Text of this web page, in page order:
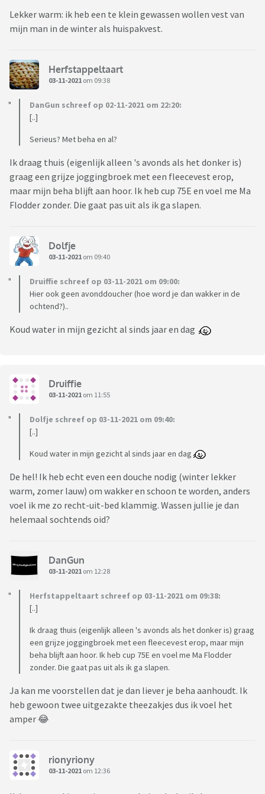
Lekker warm: ik heb een te klein gewassen wollen vest van
mijn man in de winter als huispakvest.
Herfstappeltaart
03-11-2021 om 09:38
DanGun schreef op 02-11-2021 om 22:20:
[..]
Serieus? Met beha en al?
Ik draag thuis (eigenlijk alleen 's avonds als het donker is)
graag een grijze joggingbroek met een fleecevest erop,
maar mijn beha blijft aan hoor. Ik heb cup 75E en voel me Ma
Flodder zonder. Die gaat pas uit als ik ga slapen.
Dolfje
03-11-2021 om 09:40
Druiffie schreef op 03-11-2021 om 09:00:
Hier ook geen avonddoucher (hoe word je dan wakker in de
ochtend?)..
Koud water in mijn gezicht al sinds jaar en dag
Druiffie
03-11-2021 om 11:55
Dolfje schreef op 03-11-2021 om 09:40:
[..]
Koud water in mijn gezicht al sinds jaar en dag
De hel! Ik heb echt even een douche nodig (winter lekker
warm, zomer lauw) om wakker en schoon te worden, anders
voel ik me zo recht-uit-bed klammig. Wassen jullie je dan
helemaal sochtends oid?
DanGun
03-11-2021 om 12:28
Herfstappeltaart schreef op 03-11-2021 om 09:38:
[..]
Ik draag thuis (eigenlijk alleen 's avonds als het donker is) graag
een grijze joggingbroek met een fleecevest erop, maar mijn
beha blijft aan hoor. Ik heb cup 75E en voel me Ma Flodder
zonder. Die gaat pas uit als ik ga slapen.
Ja kan me voorstellen dat je dan liever je beha aanhoudt. Ik
heb gewoon twee uitgezakte theezakjes dus ik voel het
amper 😂
rionyriony
03-11-2021 om 12:36